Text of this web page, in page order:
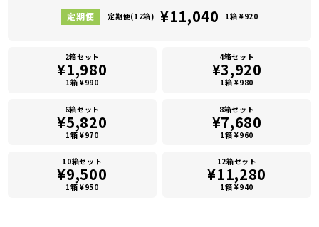
定期便(12箱) ¥11,040 1箱 ¥920
2箱セット
¥1,980
1箱 ¥990
4箱セット
¥3,920
1箱 ¥980
6箱セット
¥5,820
1箱 ¥970
8箱セット
¥7,680
1箱 ¥960
10箱セット
¥9,500
1箱 ¥950
12箱セット
¥11,280
1箱 ¥940